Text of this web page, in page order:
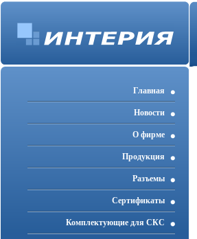
Главная
Новости
О фирме
Продукция
Разъемы
Cертификаты
Комплектующие для СКС